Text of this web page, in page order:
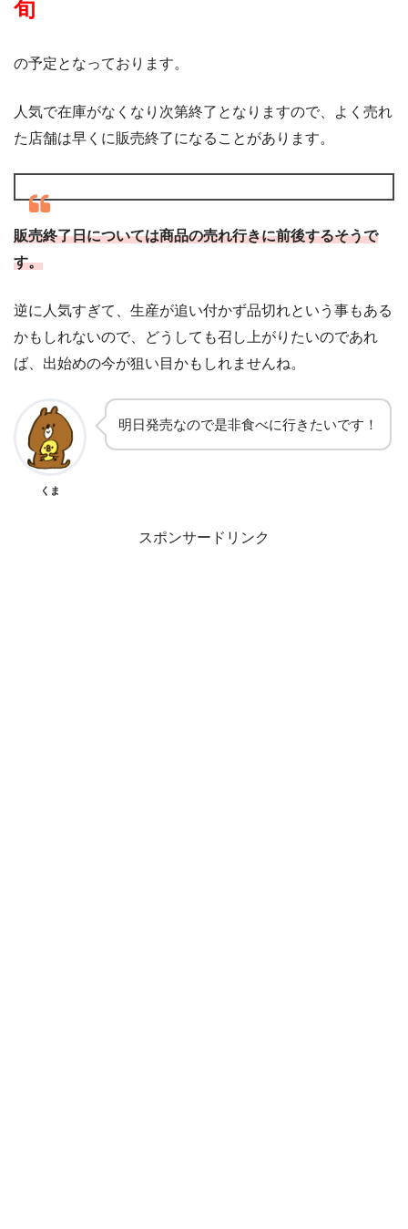
旬
の予定となっております。
人気で在庫がなくなり次第終了となりますので、よく売れ
た店舗は早くに販売終了になることがあります。
販売終了日については商品の売れ行きに前後するそうで
す。
逆に人気すぎて、生産が追い付かず品切れという事もある
かもしれないので、どうしても召し上がりたいのであれ
ば、出始めの今が狙い目かもしれませんね。
くま
明日発売なので是非食べに行きたいです！
スポンサードリンク